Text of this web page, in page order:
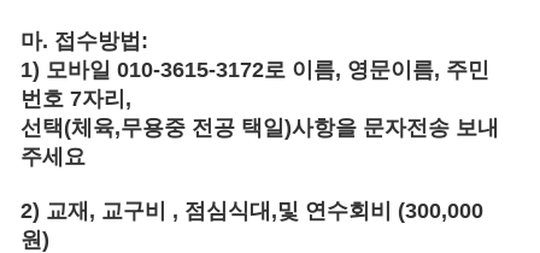
마. 접수방법 :
1) 모바일 010-3615-3172로 이름, 영문이름, 주민
번호 7자리 ,
선택(체육,무용중 전공 택일)사항을 문자전송 보내
주세요
2) 교재 , 교구비 , 점심식대 ,및 연수회비 (300,000
원)